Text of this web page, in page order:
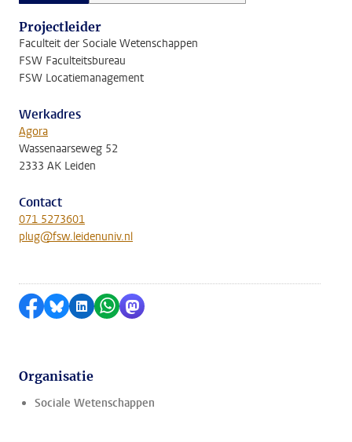
Projectleider
Faculteit der Sociale Wetenschappen
FSW Faculteitsbureau
FSW Locatiemanagement
Werkadres
Agora
Wassenaarseweg 52
2333 AK Leiden
Contact
071 5273601
plug@fsw.leidenuniv.nl
Delen op Facebook
Delen via Bluesky
Delen op LinkedIn
Delen via WhatsApp
Delen via Mastodon
Organisatie
Sociale Wetenschappen